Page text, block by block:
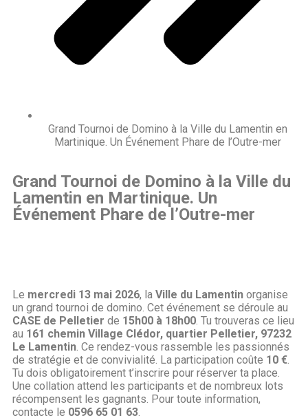
Grand Tournoi de Domino à la Ville du Lamentin en
Martinique. Un Événement Phare de l’Outre-mer
Grand Tournoi de Domino à la Ville du
Lamentin en Martinique. Un
Événement Phare de l’Outre-mer
Le mercredi 13 mai 2026, la Ville du Lamentin organise
un grand tournoi de domino. Cet événement se déroule au
CASE de Pelletier de 15h00 à 18h00. Tu trouveras ce lieu
au 161 chemin Village Clédor, quartier Pelletier, 97232
Le Lamentin. Ce rendez-vous rassemble les passionnés
de stratégie et de convivialité. La participation coûte 10 €.
Tu dois obligatoirement t’inscrire pour réserver ta place.
Une collation attend les participants et de nombreux lots
récompensent les gagnants. Pour toute information,
contacte le 0596 65 01 63.